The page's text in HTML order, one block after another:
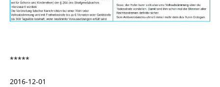
*****
2016-12-01